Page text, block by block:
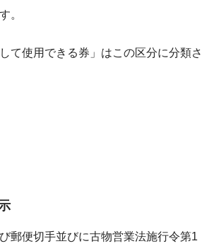
。
て使用できる券」はこの区分に分類さ
郵便切手並びに古物営業法施行令第1